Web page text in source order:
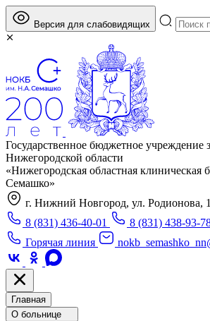
Версия для слабовидящих
Государственное бюджетное учреждение
Нижегородской области
«Нижегородская областная
Семашко»
г. Нижний Новгород, ул. Родионова,
8 (831) 436-40-01
8 (831) 438-93-
Горячая линия
Главная
О больнице